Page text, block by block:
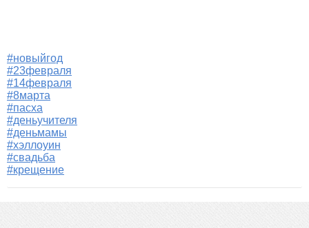
#новыйгод
#23февраля
#14февраля
#8марта
#пасха
#деньучителя
#деньмамы
#хэллоуин
#свадьба
#крещение